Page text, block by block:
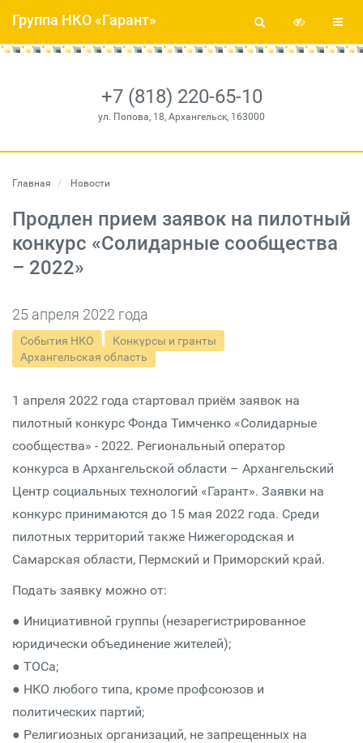
+7 (818) 220-65-10
ул. Попова, 18, Архангельск, 163000
Группа НКО «Гарант»
Главная Новости
Продлен прием заявок на пилотный
конкурс «Солидарные сообщества
– 2022»
25 апреля 2022 года
События НКО
Конкурсы и гранты
Архангельская область
1 апреля 2022 года стартовал приём заявок на
пилотный конкурс Фонда Тимченко «Солидарные
сообщества» - 2022. Региональный оператор
конкурса в Архангельской области – Архангельский
Центр социальных технологий «Гарант». Заявки на
конкурс принимаются до 15 мая 2022 года. Среди
пилотных территорий также Нижегородская и
Самарская области, Пермский и Приморский край.
Подать заявку можно от:
● Инициативной группы (незарегистрированное
юридически объединение жителей);
● ТОСа;
● НКО любого типа, кроме профсоюзов и
политических партий;
● Религиозных организаций, не запрещенных на